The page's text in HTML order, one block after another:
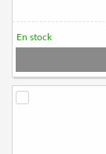
En stock